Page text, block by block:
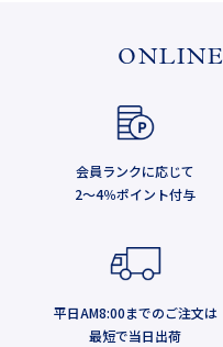
会員ランクに応じて
2～4％ポイント付与
平日AM8:00までのご注文は
最短で当日出荷